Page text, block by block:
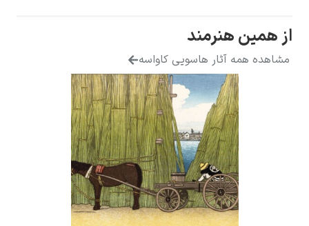
هنرمند
آثار هاسویی کاواسه